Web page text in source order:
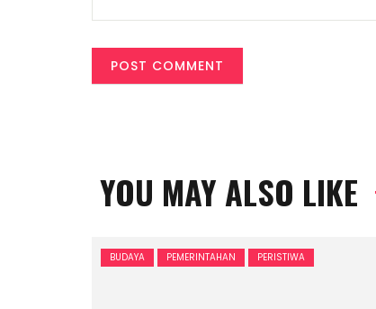
YOU MAY ALSO LIKE
BUDAYA PEMERINTAHAN PERISTIWA